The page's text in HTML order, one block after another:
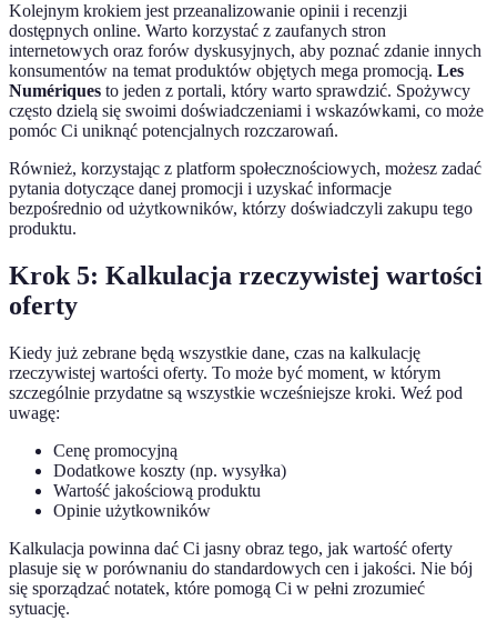
Kolejnym krokiem jest przeanalizowanie opinii i recenzji
dostępnych online. Warto korzystać z zaufanych stron
internetowych oraz forów dyskusyjnych, aby poznać zdanie innych
konsumentów na temat produktów objętych mega promocją. Les
Numériques to jeden z portali, który warto sprawdzić. Spożywcy
często dzielą się swoimi doświadczeniami i wskazówkami, co może
pomóc Ci uniknąć potencjalnych rozczarowań.
Również, korzystając z platform społecznościowych, możesz zadać
pytania dotyczące danej promocji i uzyskać informacje
bezpośrednio od użytkowników, którzy doświadczyli zakupu tego
produktu.
Krok 5: Kalkulacja rzeczywistej wartości
oferty
Kiedy już zebrane będą wszystkie dane, czas na kalkulację
rzeczywistej wartości oferty. To może być moment, w którym
szczególnie przydatne są wszystkie wcześniejsze kroki. Weź pod
uwagę:
Cenę promocyjną
Dodatkowe koszty (np. wysyłka)
Wartość jakościową produktu
Opinie użytkowników
Kalkulacja powinna dać Ci jasny obraz tego, jak wartość oferty
plasuje się w porównaniu do standardowych cen i jakości. Nie bój
się sporządzać notatek, które pomogą Ci w pełni zrozumieć
sytuację.